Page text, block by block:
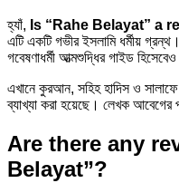
হ্যাঁ, Is “Rahe Belayat” a
এটি একটি গভীর ইসলামি ধর্মীয়
গবেষণাধর্মী আত্মশুদ্ধির গাইড
এখানে কুরআন, সহিহ হাদিস ও
ব্যাখ্যা করা হয়েছে। লেখক আবেগের
Are there any
Belayat”?